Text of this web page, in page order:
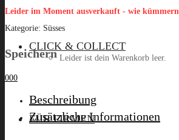
CLICK & COLLECT
FÜR FIRMEN
Leider ist dein Warenkorb leer.
Leider im Moment ausverkauft - wie
Kategorie: Süsses
Speichern
000
Beschreibung
Zusätzliche Informationen